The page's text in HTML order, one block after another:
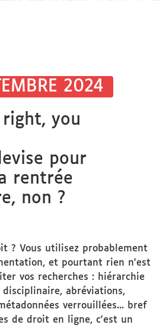
2024
you
pour
rentrée
non ?
? Vous utilisez probablement
et pourtant rien n'est
vos recherches : hiérarchie
disciplinaire, abréviations,
verrouillées... bref
de droit en ligne, c'est un